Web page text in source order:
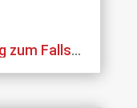
Kosten für eine Ausbildung zum Fallschirmspringer